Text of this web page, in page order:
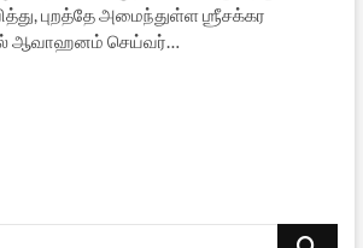
புறத்தே அமைந்துள்ள ஶ்ரீசக்கர
ஆவாஹனம் செய்வர்…
Search